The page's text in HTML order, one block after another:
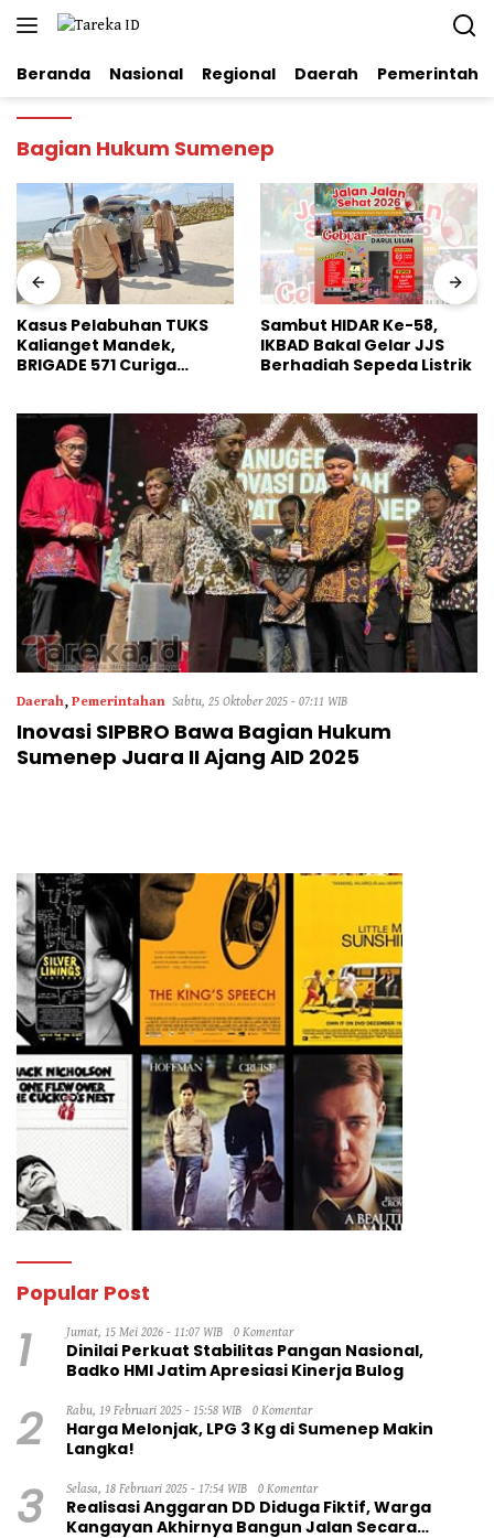
Langsung
Beranda Nasional Regional Daerah
Bagian Hukum Sumenep
Kasus Pelabuhan TUKS
Kalianget Mandek,
BRIGADE 571 Curiga
Sambut HIDAR Ke-58,
IKBAD Bakal Gelar JJS
Berhadiah Sepeda Listrik
Daerah, Pemerintahan Sabtu, 25 Oktober 2025 - 07:11 WIB
Inovasi SIPBRO Bawa Bagian Hukum
Sumenep Juara II Ajang AID 2025
Popular Post
1 Jumat, 15 Mei 2026 - 11:07 WIB 0 Komentar
Dinilai Perkuat Stabilitas Pangan Nasional,
Badko HMI Jatim Apresiasi Kinerja Bulog
2 Rabu, 19 Februari 2025 - 15:58 WIB 0 Komentar
Harga Melonjak, LPG 3 Kg di Sumenep Makin
Langka!
3 Selasa, 18 Februari 2025 - 17:54 WIB 0 Komentar
Realisasi Anggaran DD Diduga Fiktif, Warga
Kangayan Akhirnya Bangun Jalan Secara